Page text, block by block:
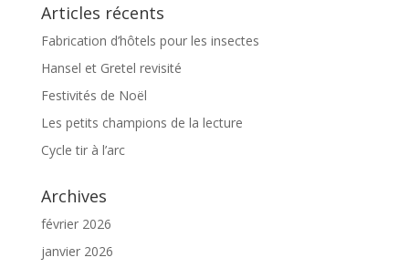
Articles récents
Fabrication d’hôtels pour les insectes
Hansel et Gretel revisité
Festivités de Noël
Les petits champions de la lecture
Cycle tir à l’arc
Archives
février 2026
janvier 2026